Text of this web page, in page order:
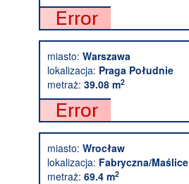
miasto: Warszawa
lokalizacja: Praga Południe
metraż: 39.08 m2
miasto: Wrocław
lokalizacja: Fabryczna/Maślice
metraż: 69.4 m2